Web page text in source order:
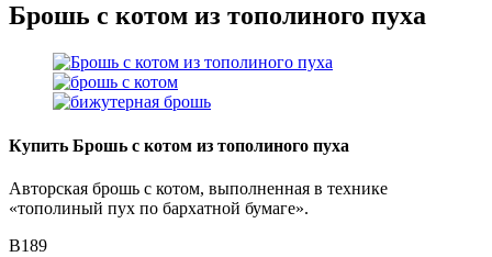
Брошь с котом из тополиного пуха
Купить Брошь с котом из тополиного пуха
Авторская брошь с котом, выполненная в технике
«тополиный пух по бархатной бумаге».
B189